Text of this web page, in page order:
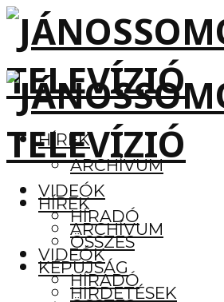
HÍREK
ARCHÍVUM
VIDEÓK
HÍRADÓ
ÖSSZES
KÉPÚJSÁG
HIRDETÉSEK
HÍREK
ARCHÍVUM
VIDEÓK
HÍRADÓ